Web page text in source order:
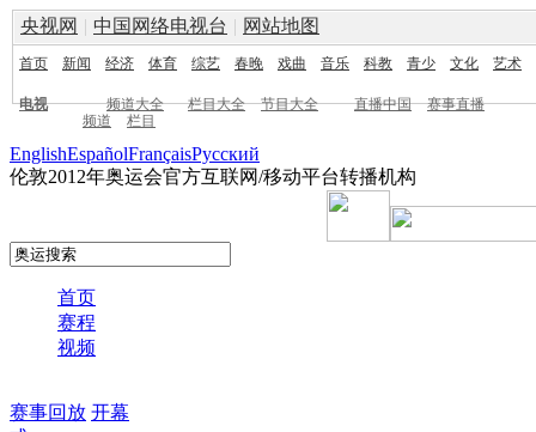
央视网 | 中国网络电视台 | 网站地图
首页 新闻 经济 体育 综艺 春晚 戏曲 音乐 科教 青少 文化 艺术
电视 频道大全 栏目大全 节目大全 直播中国
赛事直播
频道
栏目
EnglishEspañolFrançaisPусский
伦敦2012年奥运会官方互联网/移动平台转播机构
首页
赛程
视频
赛事回放 开幕